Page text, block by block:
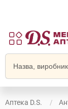
Аптека D.S.